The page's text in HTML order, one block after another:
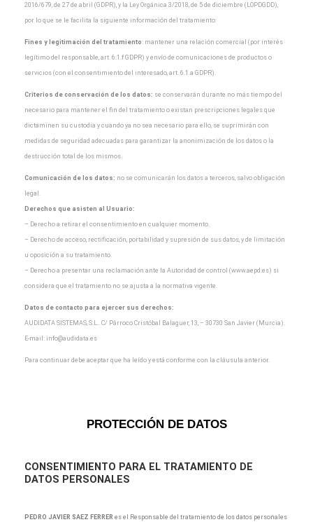
2016/679, de 27 de abril (GDPR), y la Ley Orgánica 3/2018, de 5 de diciembre (LOPDGDD),
por lo que se le facilita la siguiente información del tratamiento:
Fines y legitimación del tratamiento : mantener una relación comercial (por interés
legítimo del responsable, art. 6.1.f GDPR) y envío de comunicaciones de productos o
servicios (con el consentimiento del interesado, art. 6.1.a GDPR).
Criterios de conservación de los datos: se conservarán durante no más tiempo del
necesario para mantener el fin del tratamiento o existan prescripciones legales que
dictaminen su custodia y cuando ya no sea necesario para ello, se suprimirán con
medidas de seguridad adecuadas para garantizar la anonimización de los datos o la
destrucción total de los mismos.
Comunicación de los datos: no se comunicarán los datos a terceros, salvo obligación
legal.
Derechos que asisten al Usuario:
– Derecho a retirar el consentimiento en cualquier momento.
– Derecho de acceso, rectificación, portabilidad y supresión de sus datos, y de limitación
u oposición a su tratamiento.
– Derecho a presentar una reclamación ante la Autoridad de control (www.aepd.es) si
considera que el tratamiento no se ajusta a la normativa vigente.
Datos de contacto para ejercer sus derechos:
AUDIDATA SISTEMAS, S.L.. C/ Párroco Cristóbal Balaguer, 13, – 30730 San Javier (Murcia).
E-mail: info@audidata.es
Para continuar debe aceptar que ha leído y está conforme con la cláusula anterior.
PROTECCIÓN DE DATOS
CONSENTIMIENTO PARA EL TRATAMIENTO DE
DATOS PERSONALES
PEDRO JAVIER SAEZ FERRER es el Responsable del tratamiento de los datos personales